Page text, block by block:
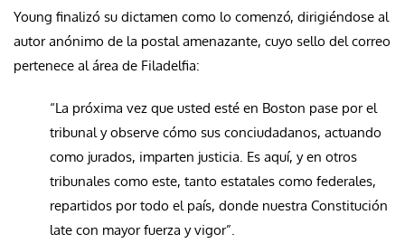
Young finalizó su dictamen como lo comenzó, dirigiéndose al
autor anónimo de la postal amenazante, cuyo sello del correo
pertenece al área de Filadelfia:
“La próxima vez que usted esté en Boston pase por el
tribunal y observe cómo sus conciudadanos, actuando
como jurados, imparten justicia. Es aquí, y en otros
tribunales como este, tanto estatales como federales,
repartidos por todo el país, donde nuestra Constitución
late con mayor fuerza y vigor”.